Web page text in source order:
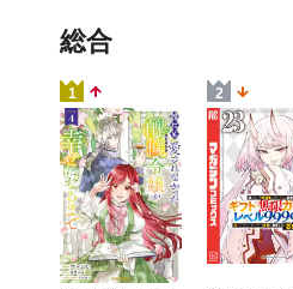
総合
1 2